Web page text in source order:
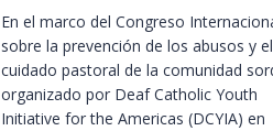
En el marco del Congreso
sobre la prevención de los abusos y el
cuidado pastoral de la comunidad
organizado por Deaf Catholic Youth
Initiative for the Americas (DCYIA) en